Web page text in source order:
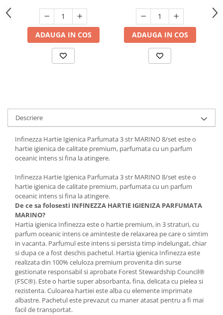
Suporturi si servetele
Tacamuri si seturi
Taietoare manuale
Tocatoare de bucatarie
Ustensile ornare prajituri
Vaze si boluri decorative
Suporturi si accesorii de baie
Uscatoare de rufe
ADAUGA IN COS ADAUGA IN COS
Descriere
Infinezza Hartie Igienica Parfumata 3 str MARINO 8/set este o
hartie igienica de calitate premium, parfumata cu un parfum
oceanic intens si fina la atingere.
Infinezza Hartie Igienica Parfumata 3 str MARINO 8/set este o
hartie igienica de calitate premium, parfumata cu un parfum
oceanic intens si fina la atingere.
De ce sa folosesti INFINEZZA HARTIE IGIENIZA PARFUMATA
MARINO?
Hartia igienica Infinezza este o hartie premium, in 3 straturi, cu
parfum oceanic intens ce aminteste de relaxarea pe care o simtim
in vacanta. Parfumul este intens si persista timp indelungat, chiar
si dupa ce a fost deschis pachetul. Hartia igienica Infinezza este
realizata din 100% celuloza premium provenita din surse
gestionate responsabil si aprobate Forest Stewardship Council®
(FSC®). Este o hartie super absorbanta, fina, delicata cu pielea si
rezistenta. Culoarea hartiei este alba cu elemente imprimate
albastre. Pachetul este prevazut cu maner atasat pentru a fi mai
facil de transportat.